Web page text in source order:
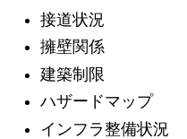
接道状況
擁壁関係
建築制限
ハザードマップ
インフラ整備状況